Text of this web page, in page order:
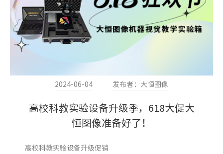
2024-06-04 发布者：大恒图像
高校科教实验设备升级季，618大促大
恒图像准备好了！
高校科教实验设备升级促销